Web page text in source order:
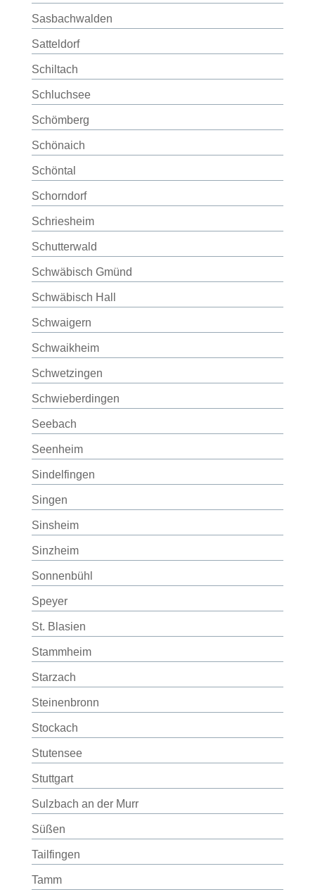
Sasbachwalden
Satteldorf
Schiltach
Schluchsee
Schömberg
Schönaich
Schöntal
Schorndorf
Schriesheim
Schutterwald
Schwäbisch Gmünd
Schwäbisch Hall
Schwaigern
Schwaikheim
Schwetzingen
Schwieberdingen
Seebach
Seenheim
Sindelfingen
Singen
Sinsheim
Sinzheim
Sonnenbühl
Speyer
St. Blasien
Stammheim
Starzach
Steinenbronn
Stockach
Stutensee
Stuttgart
Sulzbach an der Murr
Süßen
Tailfingen
Tamm